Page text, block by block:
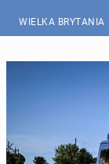
WIELKA BRYTANIA